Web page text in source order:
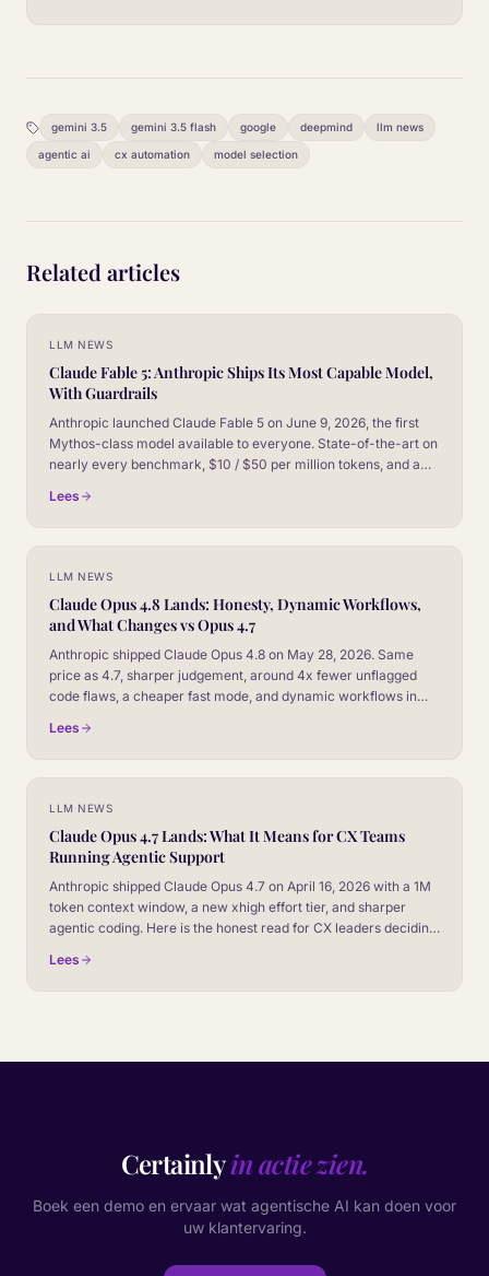
gemini 3.5 gemini 3.5 flash google deepmind llm news
agentic ai cx automation model selection
Related articles
LLM NEWS
Claude Fable 5: Anthropic Ships Its Most Capable Model,
With Guardrails
Anthropic launched Claude Fable 5 on June 9, 2026, the first
Mythos-class model available to everyone. State-of-the-art on
nearly every benchmark, $10 / $50 per million tokens, and a
topics. Here is the read for CX leaders.
Lees
LLM NEWS
Claude Opus 4.8 Lands: Honesty, Dynamic Workflows,
and What Changes vs Opus 4.7
Anthropic shipped Claude Opus 4.8 on May 28, 2026. Same
price as 4.7, sharper judgement, around 4x fewer unflagged
code flaws, a cheaper fast mode, and dynamic workflows in
Lees
LLM NEWS
Claude Opus 4.7 Lands: What It Means for CX Teams
Running Agentic Support
Anthropic shipped Claude Opus 4.7 on April 16, 2026 with a 1M
token context window, a new xhigh effort tier, and sharper
agentic coding. Here is the honest read for CX leaders deciding
Lees
Certainlyin actie zien.
Boek een demo en ervaar wat agentische AI kan doen voor
uw klantervaring.